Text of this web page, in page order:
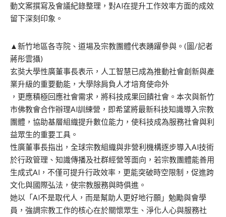
動文案撰寫及會議紀錄整理，對AI在提升工作效率方面的成效
留下深刻印象。
▲新竹地區各寺院、道場及宗教團體代表踴躍參與。(圖/記者
蔣彤雲攝)
玄奘大學性廣董事長表示，人工智慧已成為推動社會創新與產
業升級的重要動能，大學除肩負人才培育使命外
，更應積極回應社會需求，將科技成果回饋社會。本次與新竹
市佛教會合作辦理AI訓練營，即希望將最新科技知識導入宗教
團體，協助基層組織提升數位能力，使科技成為服務社會與利
益眾生的重要工具。
性廣董事長指出，全球宗教組織與非營利機構逐步導入AI技術
於行政管理、知識傳播及社群經營等面向，若宗教團體能善用
生成式AI，不僅可提升行政效率，更能突破時空限制，促進跨
文化與國際弘法，使宗教服務與時俱進。
她以「AI不是取代人，而是幫助人更好地行願」勉勵與會學
員，強調宗教工作的核心在於關懷眾生、淨化人心與服務社